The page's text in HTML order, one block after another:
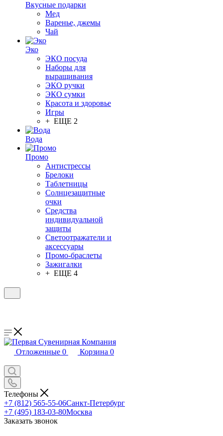
Вкусные подарки
Мед
Варенье, джемы
Чай
Эко
ЭКО посуда
Наборы для
выращивания
ЭКО ручки
ЭКО сумки
Красота и здоровье
Игры
+ ЕЩЕ 2
Вода
Промо
Антистрессы
Брелоки
Таблетницы
Солнцезащитные
очки
Средства
индивидуальной
защиты
Светоотражатели и
аксессуары
Промо-браслеты
Зажигалки
+ ЕЩЕ 4
Отложенные 0 Корзина 0
Телефоны
+7 (812) 565-55-06Санкт-Петербург
+7 (495) 183-03-80Москва
Заказать звонок